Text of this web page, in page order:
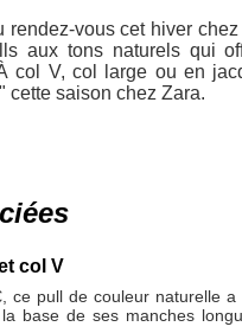
rendez-vous cet hiver
aux tons naturels qui
col V, col large ou en
cette saison chez Zara.
col V
ce pull de couleur naturelle
base de ses manches